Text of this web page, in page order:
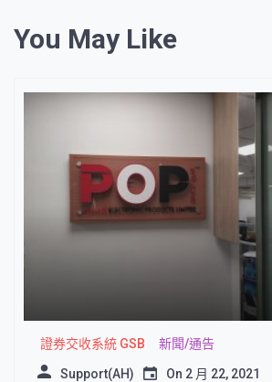
You May Like
證券交收系統 GSB 新聞/通告
Support(AH) On 2 月 22, 2021